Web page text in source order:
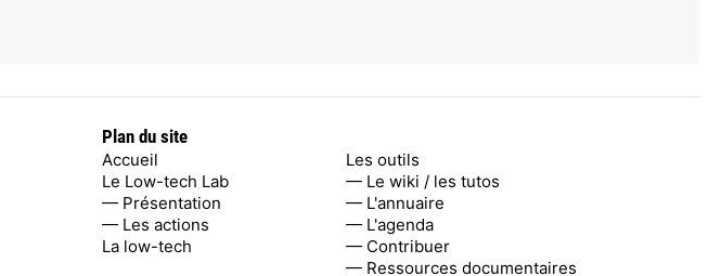
Plan du site
Accueil
Le Low-tech Lab
— Présentation
— Les actions
La low-tech
Les outils
— Le wiki / les tutos
— L'annuaire
— L'agenda
— Contribuer
— Ressources documentaires